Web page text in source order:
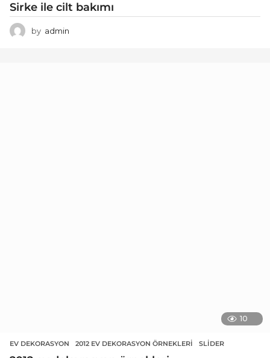
Sirke ile cilt bakımı
by admin
10
EV DEKORASYON 2012 EV DEKORASYON ÖRNEKLERI ,SLIDER